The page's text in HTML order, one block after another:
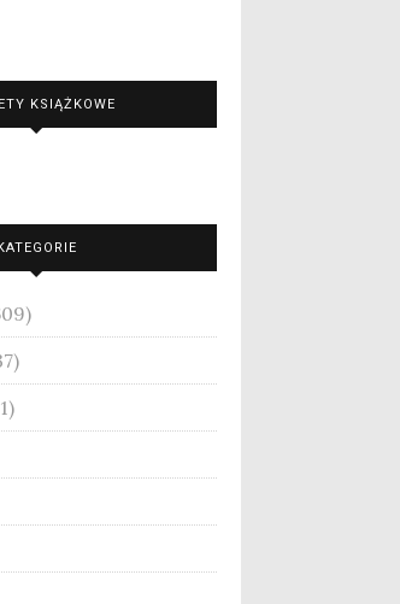
KSIĄŻKOWE
KATEGORIE